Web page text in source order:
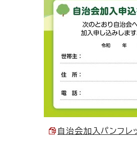
自治会加入パンフレ